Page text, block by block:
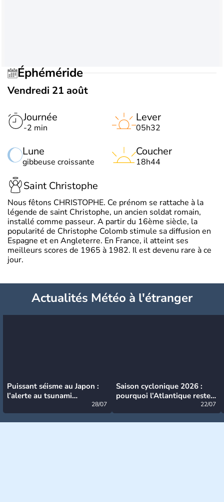
Éphéméride
Vendredi 21 août
Journée
-2 min
Lune
gibbeuse croissante
Lever
05h32
Coucher
18h44
Saint Christophe
Nous fêtons CHRISTOPHE. Ce prénom se rattache à la
légende de saint Christophe, un ancien soldat romain,
installé comme passeur. A partir du 16ème siècle, la
popularité de Christophe Colomb stimule sa diffusion en
Espagne et en Angleterre. En France, il atteint ses
meilleurs scores de 1965 à 1982. Il est devenu rare à ce
jour.
Actualités Météo à l'étranger
Puissant séisme au Japon :
l’alerte au tsunami
28/07
Saison cyclonique 2026 :
pourquoi l’Atlantique reste
22/07